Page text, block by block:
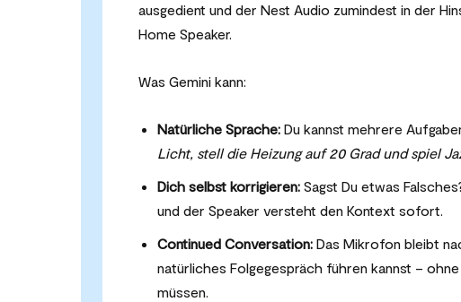
ausgedient und der Nest Audio zumindest in der
Home Speaker.
Was Gemini kann:
Natürliche Sprache: Du kannst mehrere
Licht, stell die Heizung auf 20 Grad und spiel
Dich selbst korrigieren: Sagst Du etwas
und der Speaker versteht den Kontext sofort.
Continued Conversation: Das Mikrofon bleibt
natürliches Folgegespräch führen kannst –
müssen.